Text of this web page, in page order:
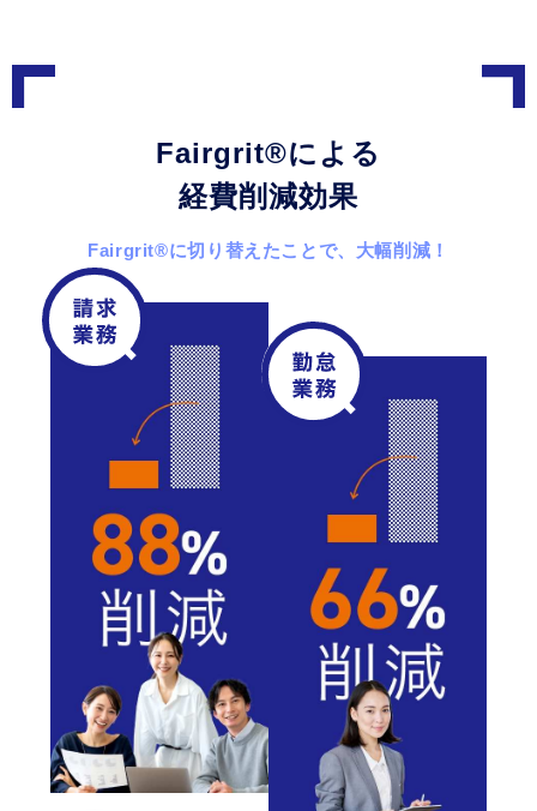
Fairgrit®による
経費削減効果
Fairgrit®に切り替えたことで、大幅削減！